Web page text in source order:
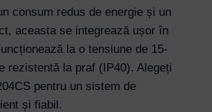
consum redus de energie și un
aceasta se integrează ușor în
la o tensiune de 15-
rezistentă la praf (IP40). Alegeți
pentru un sistem de
și fiabil.